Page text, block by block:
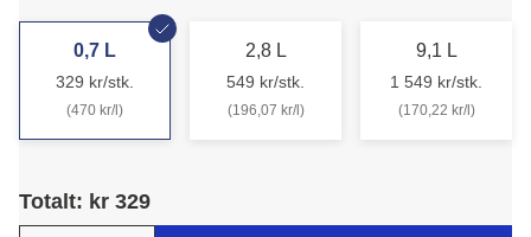
0,7 L
329 kr/stk.
(470 kr/l)
2,8 L
549 kr/stk.
(196,07 kr/l)
9,1 L
1 549 kr/stk.
(170,22 kr/l)
Totalt: kr 329